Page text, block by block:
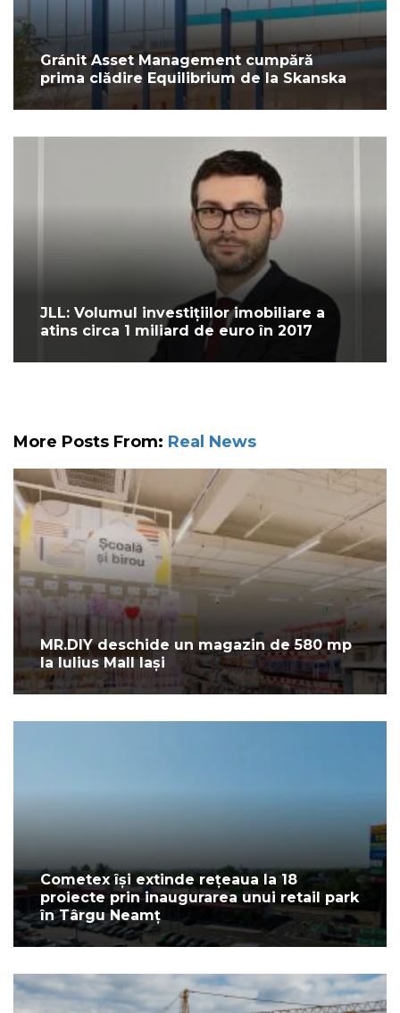
Gránit Asset Management cumpără
prima clădire Equilibrium de la Skanska
JLL: Volumul investițiilor imobiliare a
atins circa 1 miliard de euro în 2017
More Posts From: Real News
MR.DIY deschide un magazin de 580 mp
la Iulius Mall Iași
Cometex își extinde rețeaua la 18
proiecte prin inaugurarea unui retail park
în Târgu Neamț